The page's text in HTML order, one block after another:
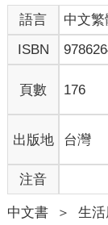
語言 中文繁
ISBN
頁數 176
出版地 台灣
注音
中文書 ＞ 生